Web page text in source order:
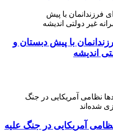
با پیش دبستان و
اندیشه
آمریکایی در جنگ علیه